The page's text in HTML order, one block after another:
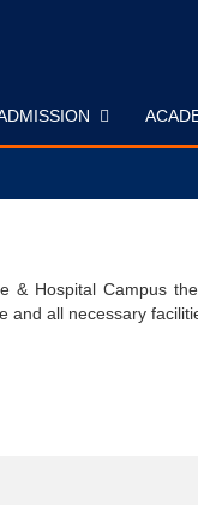
& Hospital Campus
and all necessary